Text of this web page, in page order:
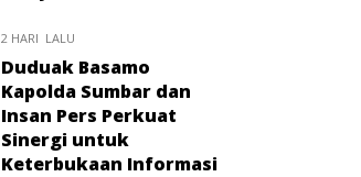
2 HARI LALU
Duduak Basamo
Kapolda Sumbar dan
Insan Pers Perkuat
Sinergi untuk
Keterbukaan Informasi